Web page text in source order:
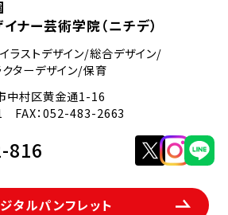
ナー芸術学院（ニチデ）
ラストデザイン/総合デザイン/
ターデザイン/保育
中村区黄金通1-16
FAX：052-483-2663
816
タルパンフレット